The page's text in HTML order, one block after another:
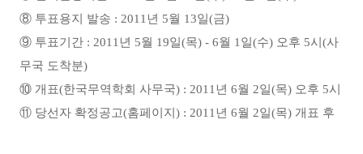
⑧ 투표용지 발송 : 2011년 5월 13일(금)
⑨ 투표기간 : 2011년 5월 19일(목) - 6월 1일(수) 오후 5시(사
무국 도착분)
⑩ 개표(한국무역학회 사무국) : 2011년 6월 2일(목) 오후 5시
⑪ 당선자 확정공고(홈페이지) : 2011년 6월 2일(목) 개표 후